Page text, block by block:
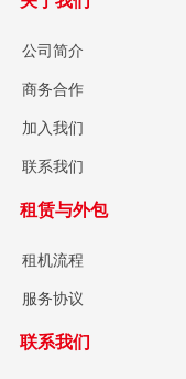
公司简介
商务合作
加入我们
联系我们
租赁与外包
租机流程
服务协议
联系我们